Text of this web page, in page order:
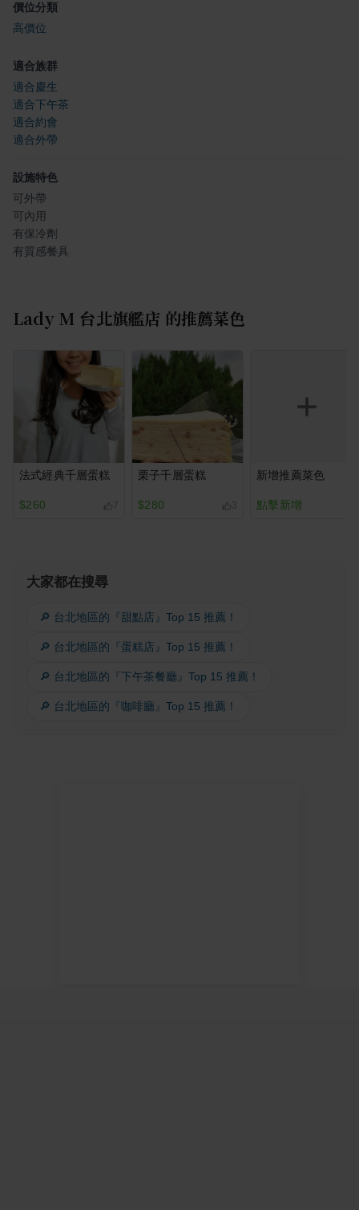
價位分類
高價位
適合族群
適合慶生
適合下午茶
適合約會
適合外帶
設施特色
可外帶
可內用
有保冷劑
有質感餐具
Lady M 台北旗艦店 的推薦菜色
法式經典千層蛋糕
$260 7
栗子千層蛋糕
$280 3
新增推薦菜色
點擊新增
大家都在搜尋
🔎 台北地區的『甜點店』Top 15 推薦！
🔎 台北地區的『蛋糕店』Top 15 推薦！
🔎 台北地區的『下午茶餐廳』Top 15 推薦！
🔎 台北地區的『咖啡廳』Top 15 推薦！